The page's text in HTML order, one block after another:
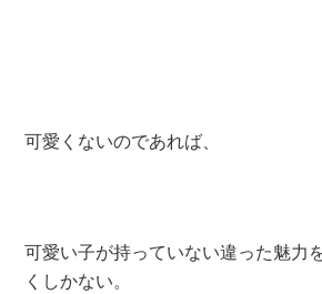
可愛くないのであれば、
可愛い子が持っていない違った魅力
くしかない。